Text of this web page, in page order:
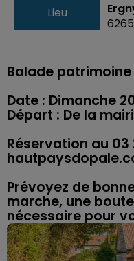
Lieu
Balade
Date : Dimanche
Départ : De la
Réservation au 03
Prévoyez de
marche, une
nécessaire pour